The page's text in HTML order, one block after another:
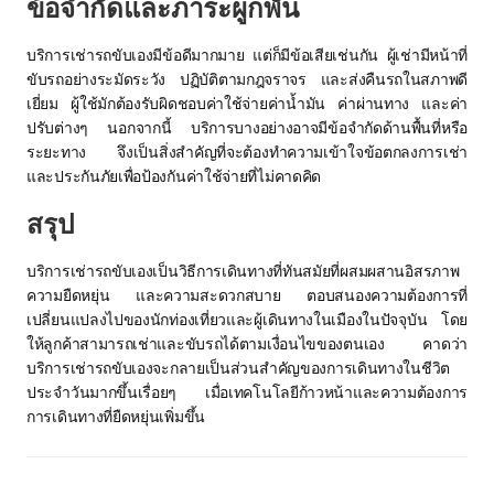
ข้อจำกัดและภาระผูกพัน
บริการเช่ารถขับเองมีข้อดีมากมาย แต่ก็มีข้อเสียเช่นกัน ผู้เช่ามีหน้าที่
ขับรถอย่างระมัดระวัง ปฏิบัติตามกฎจราจร และส่งคืนรถในสภาพดี
เยี่ยม ผู้ใช้มักต้องรับผิดชอบค่าใช้จ่ายค่าน้ำมัน ค่าผ่านทาง และค่า
ปรับต่างๆ นอกจากนี้ บริการบางอย่างอาจมีข้อจำกัดด้านพื้นที่หรือ
ระยะทาง จึงเป็นสิ่งสำคัญที่จะต้องทำความเข้าใจข้อตกลงการเช่า
และประกันภัยเพื่อป้องกันค่าใช้จ่ายที่ไม่คาดคิด
สรุป
บริการเช่ารถขับเองเป็นวิธีการเดินทางที่ทันสมัยที่ผสมผสานอิสรภาพ
ความยืดหยุ่น และความสะดวกสบาย ตอบสนองความต้องการที่
เปลี่ยนแปลงไปของนักท่องเที่ยวและผู้เดินทางในเมืองในปัจจุบัน โดย
ให้ลูกค้าสามารถเช่าและขับรถได้ตามเงื่อนไขของตนเอง คาดว่า
บริการเช่ารถขับเองจะกลายเป็นส่วนสำคัญของการเดินทางในชีวิต
ประจำวันมากขึ้นเรื่อยๆ เมื่อเทคโนโลยีก้าวหน้าและความต้องการ
การเดินทางที่ยืดหยุ่นเพิ่มขึ้น